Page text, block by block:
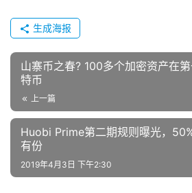
生成海报
山寨币之春? 100多个加密资产在
特币
上一篇
Huobi Prime第二期规则曝光，
有份
2019年4月3日 下午2:30